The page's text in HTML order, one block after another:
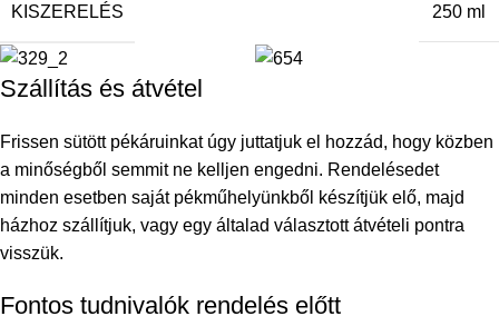
KISZERELÉS 250 ml
Szállítás és átvétel
Frissen sütött pékáruinkat úgy juttatjuk el hozzád, hogy közben
a minőségből semmit ne kelljen engedni. Rendelésedet
minden esetben saját pékműhelyünkből készítjük elő, majd
házhoz szállítjuk, vagy egy általad választott átvételi pontra
visszük.
Fontos tudnivalók rendelés előtt